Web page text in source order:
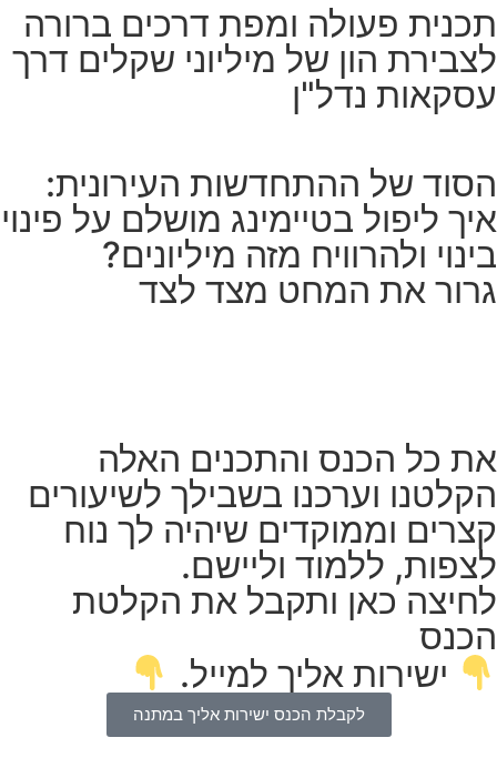
תכנית פעולה ומפת דרכים ברורה
לצבירת הון של מיליוני שקלים דרך
עסקאות נדל"ן
הסוד של ההתחדשות העירונית:
איך ליפול בטיימינג מושלם על פינוי
בינוי ולהרוויח מזה מיליונים?
גרור את המחט מצד לצד
את כל הכנס והתכנים האלה
הקלטנו וערכנו בשבילך לשיעורים
קצרים וממוקדים שיהיה לך נוח
לצפות, ללמוד וליישם.
לחיצה כאן ותקבל את הקלטת
הכנס
ישירות אליך למייל.
לקבלת הכנס ישירות אליך במתנה